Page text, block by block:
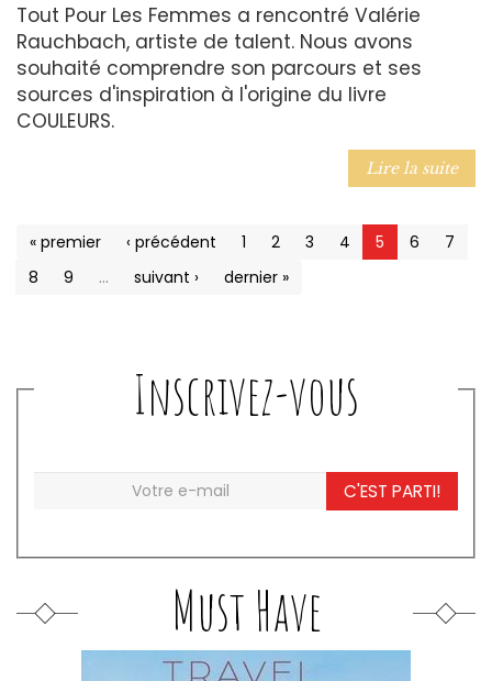
Tout Pour Les Femmes a rencontré Valérie
Rauchbach, artiste de talent. Nous avons
souhaité comprendre son parcours et ses
sources d'inspiration à l'origine du livre
COULEURS.
Lire la suite
« premier ‹ précédent 1 2 3 4 5 6
7
8
9 … suivant › dernier »
Inscrivez-vous
C'EST PARTI!
Must Have